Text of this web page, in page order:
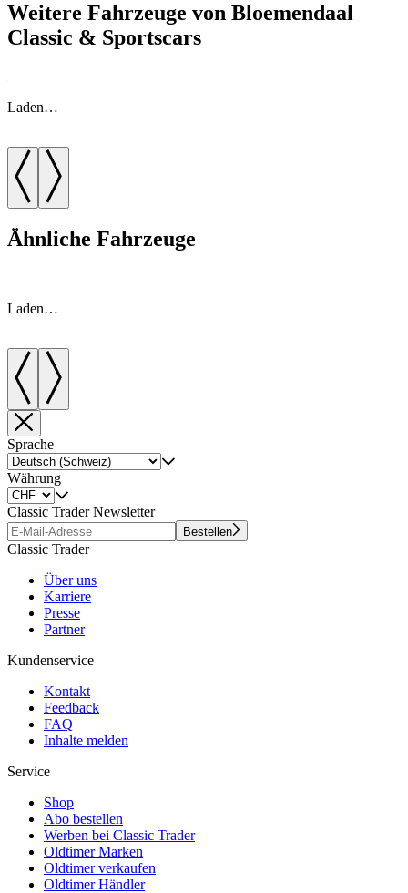
Weitere Fahrzeuge von Bloemendaal
Classic & Sportscars
Laden…
Ähnliche Fahrzeuge
Laden…
Sprache
Währung
Classic Trader Newsletter
Bestellen
Classic Trader
Über uns
Karriere
Presse
Partner
Kundenservice
Kontakt
Feedback
FAQ
Inhalte melden
Service
Shop
Abo bestellen
Werben bei Classic Trader
Oldtimer Marken
Oldtimer verkaufen
Oldtimer Händler